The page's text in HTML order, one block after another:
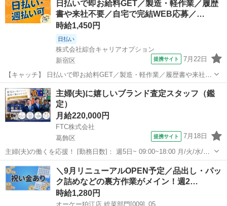
辺！20代～40代のスタッフが多数活躍中★ 【コメント】 製造のお仕
事が豊富★未経験で働い...
日払いで即お給料GET／製造・軽作業／履歴
書や来社不要／自宅で完結WEB応募／…
時給1,450円
日払い
株式会社綜合キャリアオプション
新宿区
提携サイト 7月22日
【キャッチ】 日払いで即お給料GET／製造・軽作業／履歴書や来社不
要／自宅で完結WEB応募／新宿区周辺 【コメント】 製造のお仕事を
お探しの方必見！ 「経験ないけど大丈夫かな・・・」 「派遣ってどん
な働き方だろう・・」 ...
東京 新宿区 その他
主婦(夫)に嬉しいブランド査定スタッフ（鑑
定）
月給220,000円
FTC株式会社
葛飾区
提携サイト 7月18日
主婦(夫)の働くを応援！ [勤務日数]： 週5日~ 09:00~18:00 月/火/水/木/
金/土/日 などから選べます [勤務地・最寄駅]： 東京都葛飾区 質屋かん
てい局 亀有店 亀有駅徒歩2分 [職種名]：ブランド...
東京 葛飾区 その他
＼9月リニューアルOPEN予定／品出し・パッ
ク詰めなどの裏方作業がメイン！週2…
時給1,280円
オーケー狛江店 総菜部門[009]_05